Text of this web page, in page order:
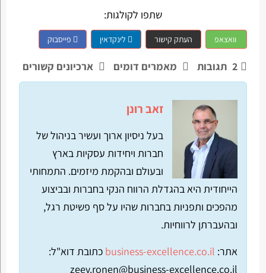
שתפו לקולגות:
וואצאפ העתק קישור לינקדאין פייסבוק
2 תגובות מאמרים דומים ארכיונים קשורים
זאב רונן
בעל ניסיון ארוך ועשיר בניהול של
חברות ויחידות עסקיות בארץ
ובעולם ובהקמת מיזמים. התמחותי
הייחודית היא בהגדלת הרווח הנקי בחברות ובביצוע
מהפכים ותפניות בחברות שהיו על סף פשיטת רגל,
ובהעברתן לרווחיות.
אתר: business-excellence.co.il כתובת דוא"ל:
zeev.ronen@business-excellence.co.il